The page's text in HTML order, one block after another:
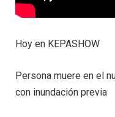
Hoy en KEPASHOW
Persona muere en el
con inundación previa